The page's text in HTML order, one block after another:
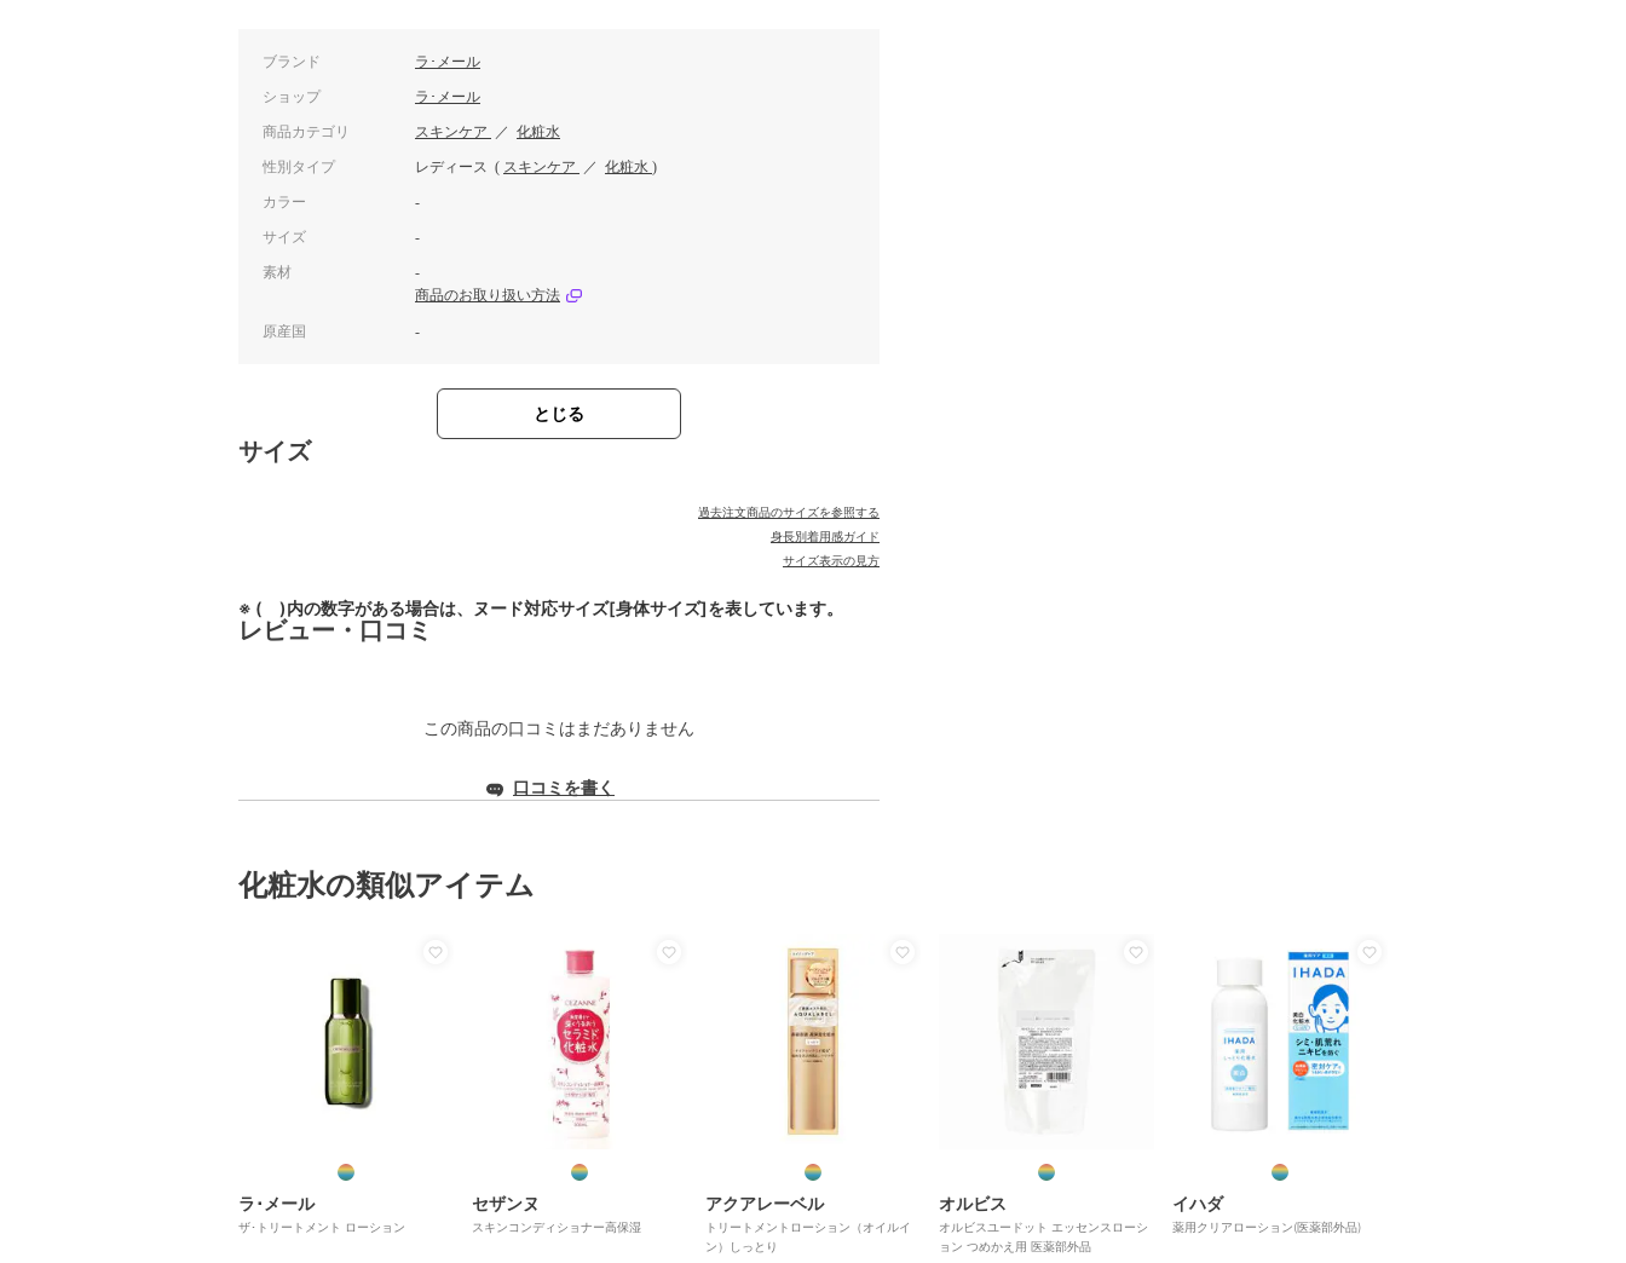
ブランド ラ･メール
ショップ ラ･メール
商品カテゴリ スキンケア ／ 化粧水
性別タイプ レディース ( スキンケア ／ 化粧水 )
カラー -
サイズ -
素材
-
商品のお取り扱い方法
原産国 -
とじる
サイズ
過去注文商品のサイズを参照する
身長別着用感ガイド
サイズ表示の見方
※ ( )内の数字がある場合は、ヌード対応サイズ[身体サイズ]を表しています。
レビュー・口コミ
この商品の口コミはまだありません
口コミを書く
化粧水の類似アイテム
ラ･メール
ザ･トリートメント ローション
セザンヌ
スキンコンディショナー高保湿
アクアレーベル
トリートメントローション（オイルイ
ン）しっとり
オルビス
オルビスユードット エッセンスローシ
ョン つめかえ用 医薬部外品
イハダ
薬用クリアローション(医薬部外品)